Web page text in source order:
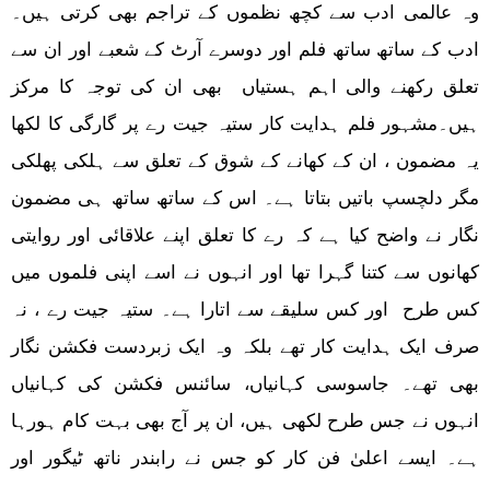
وہ عالمی ادب سے کچھ نظموں کے تراجم بھی کرتی ہیں۔
ادب کے ساتھ ساتھ فلم اور دوسرے آرٹ کے شعبے اور ان سے
تعلق رکھنے والی اہم ہستیاں بھی ان کی توجہ کا مرکز
ہیں۔مشہور فلم ہدایت کار ستیہ جیت رے پر گارگی کا لکھا
یہ مضمون ، ان کے کھانے کے شوق کے تعلق سے ہلکی پھلکی
مگر دلچسپ باتیں بتاتا ہے۔ اس کے ساتھ ساتھ ہی مضمون
نگار نے واضح کیا ہے کہ رے کا تعلق اپنے علاقائی اور روایتی
کھانوں سے کتنا گہرا تھا اور انہوں نے اسے اپنی فلموں میں
کس طرح اور کس سلیقے سے اتارا ہے۔ ستیہ جیت رے ، نہ
صرف ایک ہدایت کار تھے بلکہ وہ ایک زبردست فکشن نگار
بھی تھے۔ جاسوسی کہانیاں، سائنس فکشن کی کہانیاں
انہوں نے جس طرح لکھی ہیں، ان پر آج بھی بہت کام ہورہا
ہے۔ ایسے اعلیٰ فن کار کو جس نے رابندر ناتھ ٹیگور اور